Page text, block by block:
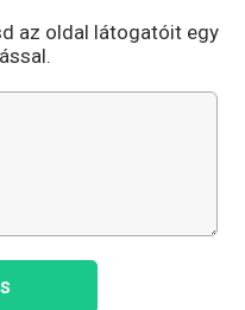
az oldal látogatóit egy